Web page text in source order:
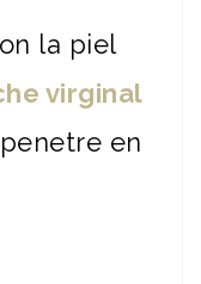
la piel
virginal
en